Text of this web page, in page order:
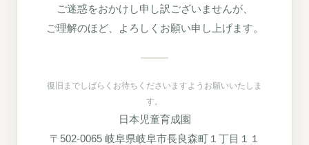
ご迷惑をおかけし申し訳ございませんが、
ご理解のほど、よろしくお願い申し上げます。
復旧までしばらくお待ちくださいますようお願いいたしま
す。
日本児童育成園
〒502-0065 岐阜県岐阜市長良森町１丁目１１